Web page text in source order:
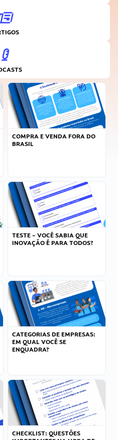
COMPRA E VENDA FORA DO
BRASIL
TESTE – VOCÊ SABIA QUE
INOVAÇÃO É PARA TODOS?
CATEGORIAS DE EMPRESAS:
EM QUAL VOCÊ SE
ENQUADRA?
CHECKLIST: QUESTÕES